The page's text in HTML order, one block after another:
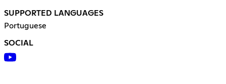
SUPPORTED LANGUAGES
Portuguese
SOCIAL